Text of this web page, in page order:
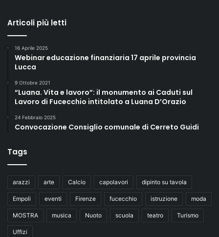
Articoli più letti
16 Aprile 2025
Webinar educazione finanziaria 17 aprile provincia
Lucca
9 Ottobre 2021
“Luana. Vita e lavoro”: il monumento ai Caduti sul
Lavoro di Fucecchio intitolato a Luana D’Orazio
24 Febbraio 2025
Convocazione Consiglio comunale di Cerreto Guidi
Tags
arazzi arte Calcio capolavori dipinto su tavola
Empoli eventi Firenze fucecchio istruzione moda
MOSTRA musica Nuoto scuola teatro Turismo
Uffizi